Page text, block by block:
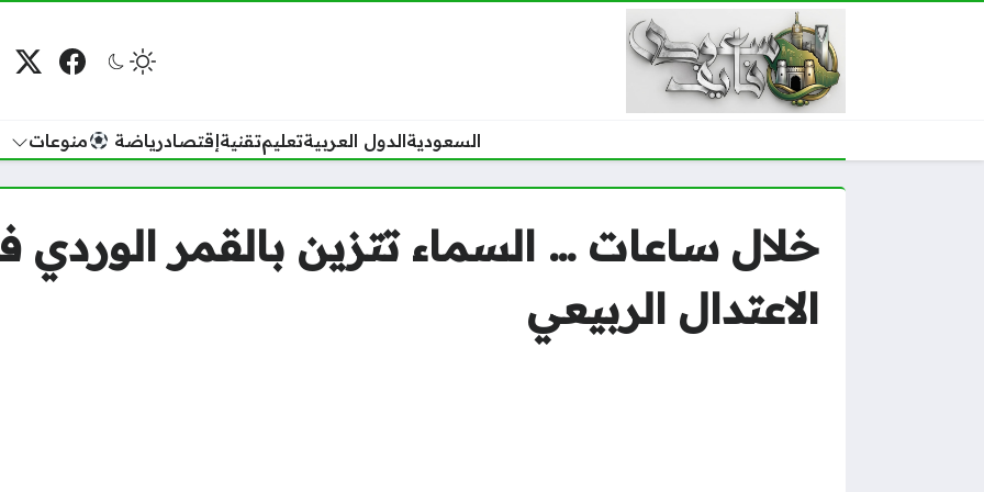
فيسبوك
السعوديةالدول العربيةتعليمتقنيةإقتصادرياضة منوعات
خلال ساعات … السماء تتزين بالقمر الوردي
الاعتدال الربيعي